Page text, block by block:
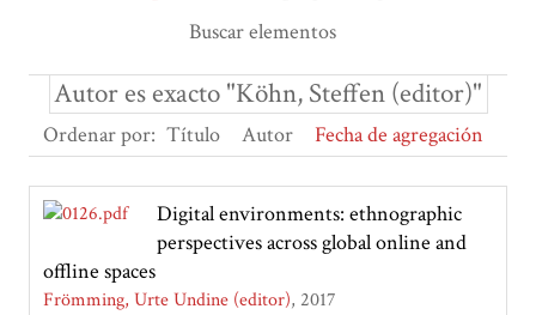
Buscar elementos
Autor es exacto "Köhn, Steffen (editor)"
Ordenar por: Título Autor Fecha de agregación
Digital environments: ethnographic
perspectives across global online and
offline spaces
Frömming, Urte Undine (editor) 2017